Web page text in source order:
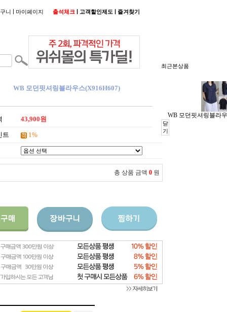
최근본상품
WB 모던핏셔링블라
닫
기
니 | 마이페이지 출석체크 | 고객할인제도 | 즐겨찾기
WB 모던핏셔링블라우스(X916H607)
43,900원
트 1%
총 상품 금액 0 원